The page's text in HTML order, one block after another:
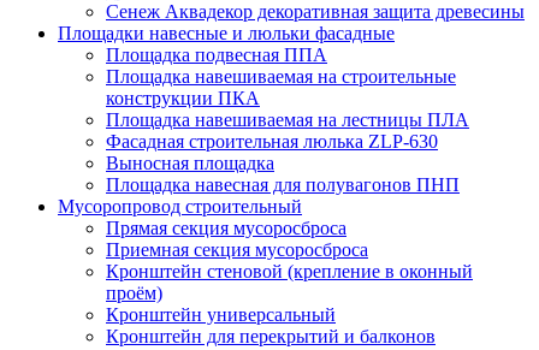
Сенеж Аквадекор декоративная защита древесины
Площадки навесные и люльки фасадные
Площадка подвесная ППА
Площадка навешиваемая на строительные
конструкции ПКА
Площадка навешиваемая на лестницы ПЛА
Фасадная строительная люлька ZLP-630
Выносная площадка
Площадка навесная для полувагонов ПНП
Мусоропровод строительный
Прямая секция мусоросброса
Приемная секция мусоросброса
Кронштейн стеновой (крепление в оконный
проём)
Кронштейн универсальный
Кронштейн для перекрытий и балконов